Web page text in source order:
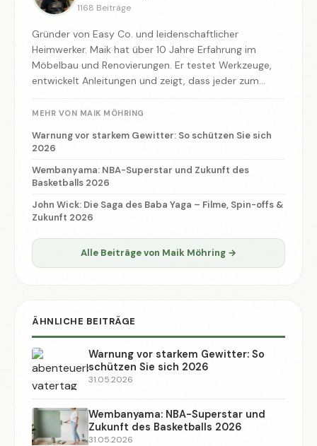
1168 Beiträge
Gründer von Easy Co. und leidenschaftlicher
Heimwerker. Maik hat über 10 Jahre Erfahrung im
Möbelbau und Renovierungen. Er testet Werkzeuge,
entwickelt Anleitungen und zeigt, dass jeder zum
MEHR VON MAIK MÖHRING
Warnung vor starkem Gewitter: So schützen Sie sich
2026
Wembanyama: NBA-Superstar und Zukunft des
Basketballs 2026
John Wick: Die Saga des Baba Yaga – Filme, Spin-offs &
Zukunft 2026
Alle Beiträge von Maik Möhring →
ÄHNLICHE BEITRÄGE
Warnung vor starkem Gewitter: So
schützen Sie sich 2026
31.05.2026
Wembanyama: NBA-Superstar und
Zukunft des Basketballs 2026
31.05.2026